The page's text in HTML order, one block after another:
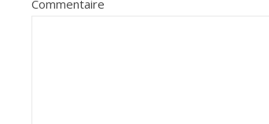
Commentaire